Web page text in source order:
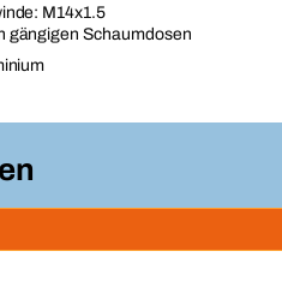
M14x1.5
gängigen Schaumdosen